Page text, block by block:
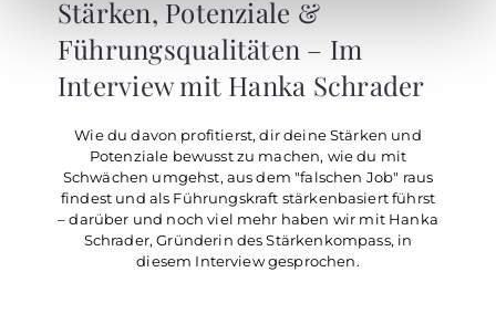
Stärken, Potenziale &
Führungsqualitäten – Im
Interview mit Hanka Schrader
Wie du davon profitierst, dir deine Stärken und
Potenziale bewusst zu machen, wie du mit
Schwächen umgehst, aus dem "falschen Job" raus
findest und als Führungskraft stärkenbasiert führst
– darüber und noch viel mehr haben wir mit Hanka
Schrader, Gründerin des Stärkenkompass, in
diesem Interview gesprochen.